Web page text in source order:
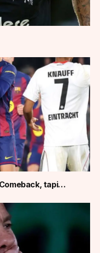
tapi…